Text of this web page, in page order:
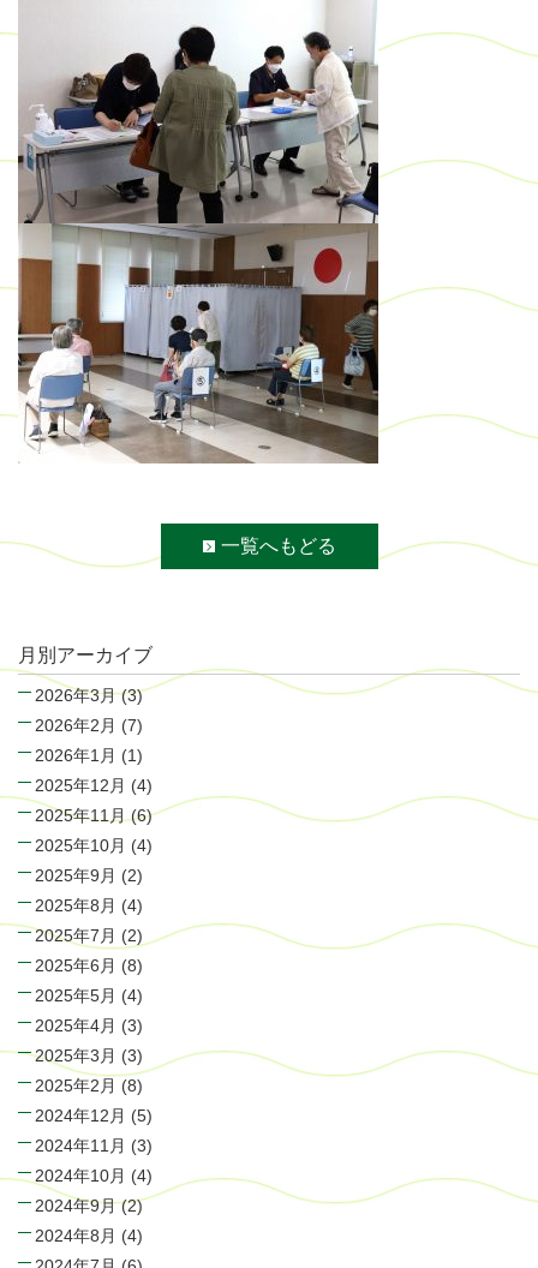
一覧へもどる
月別アーカイブ
2026年3月(3)
2026年2月 (7)
2026年1月 (1)
2025年12月 (4)
2025年11月(6)
2025年10月 (4)
2025年9月 (2)
2025年8月 (4)
2025年7月 (2)
2025年6月 (8)
2025年5月 (4)
2025年4月 (3)
2025年3月 (3)
2025年2月 (8)
2024年12月 (5)
2024年11月 (3)
2024年10月 (4)
2024年9月(2)
2024年8月 (4)